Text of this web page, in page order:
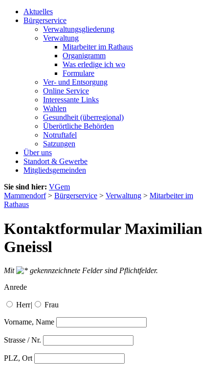
Aktuelles
Bürgerservice
Verwaltungsgliederung
Verwaltung
Mitarbeiter im Rathaus
Organigramm
Was erledige ich wo
Formulare
Ver- und Entsorgung
Online Service
Interessante Links
Wahlen
Gesundheit (überregional)
Überörtliche Behörden
Notruftafel
Satzungen
Über uns
Standort & Gewerbe
Mitgliedsgemeinden
Sie sind hier: VGem
Mammendorf> Bürgerservice > Verwaltung > Mitarbeiter im
Rathaus
Kontaktformular Maximilian
Gneissl
Mit
gekennzeichnete Felder sind Pflichtfelder.
Anrede
Herr| Frau
Vorname, Name
Strasse / Nr.
PLZ, Ort